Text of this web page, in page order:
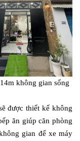
không gian sống
được thiết kế không
ăn giúp căn phòng
gian để xe máy